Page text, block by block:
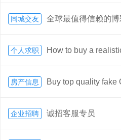
同城交友 全球最值得信赖的
个人求职 How to buy a
房产信息 Buy top quality fake
企业招聘 诚招客服专员